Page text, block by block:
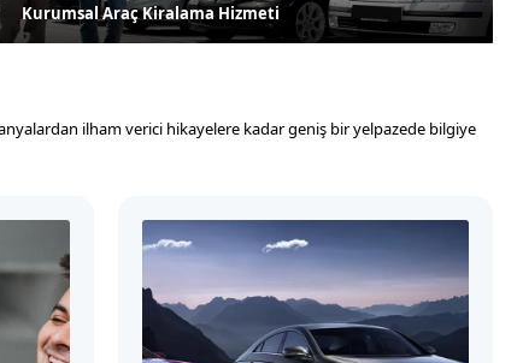
Kurumsal Araç Kiralama Hizmeti
ilham verici hikayelere kadar geniş bir yelpazede bilgiye